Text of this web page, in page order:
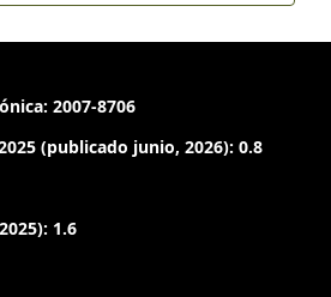
2007-8706
(publicado junio, 2026): 0.8
1.6